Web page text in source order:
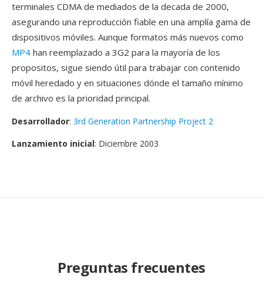
terminales CDMA de mediados de la decada de 2000,
asegurando una reproducción fiable en una amplía gama de
dispositivos móviles. Aunque formatos más nuevos como
MP4 han reemplazado a 3G2 para la mayoría de los
propositos, sigue siendo útil para trabajar con contenido
móvil heredado y en situaciones dónde el tamaño mínimo
de archivo es la prioridad principal.
Desarrollador: 3rd Generation Partnership Project 2
Lanzamiento inicial: Diciembre 2003
Preguntas frecuentes